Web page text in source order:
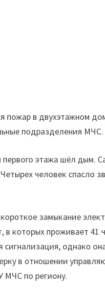
пожар в двухэтажном
подразделения МЧС.
этажа шёл дым.
человек спасло
замыкание
которых проживает 41
однако
в отношении
МЧС по региону.